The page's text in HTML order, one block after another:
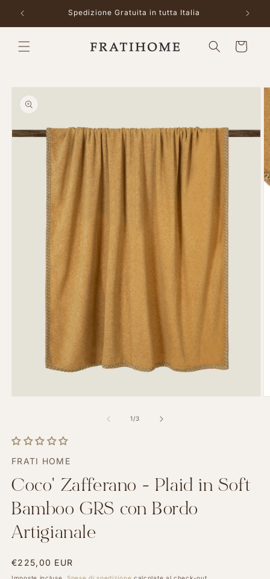
direttamente
Spedizione Gratuita in tutta Italia
Carrello
sul prodotto
in
finestra
1 /su
3
FRATI HOME
Coco' Zafferano - Plaid in Soft
Bamboo GRS con Bordo
Artigianale
Prezzo
di
€225,00 EUR